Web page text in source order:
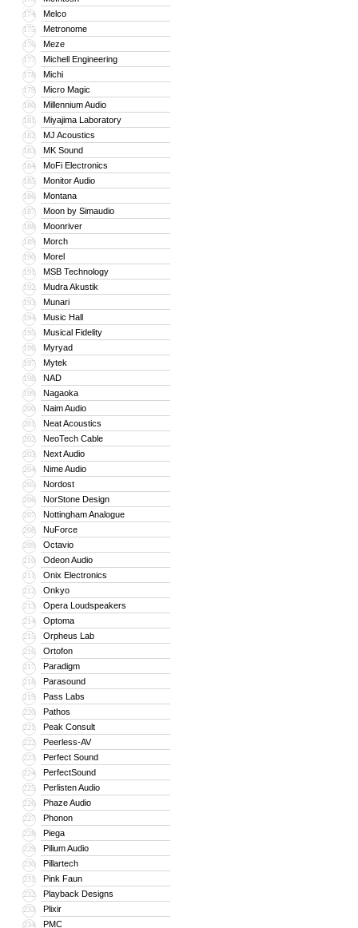
174 Melco
175 Metronome
176 Meze
177 Michell Engineering
178 Michi
179 Micro Magic
180 Millennium Audio
181 Miyajima Laboratory
182 MJ Acoustics
183 MK Sound
184 MoFi Electronics
185 Monitor Audio
186 Montana
187 Moon by Simaudio
188 Moonriver
189 Morch
190 Morel
191 MSB Technology
192 Mudra Akustik
193 Munari
194 Music Hall
195 Musical Fidelity
196 Myryad
197 Mytek
198 NAD
199 Nagaoka
200 Naim Audio
201 Neat Acoustics
202 NeoTech Cable
203 Next Audio
204 Nime Audio
205 Nordost
206 NorStone Design
207 Nottingham Analogue
208 NuForce
209 Octavio
210 Odeon Audio
211 Onix Electronics
212 Onkyo
213 Opera Loudspeakers
214 Optoma
215 Orpheus Lab
216 Ortofon
217 Paradigm
218 Parasound
219 Pass Labs
220 Pathos
221 Peak Consult
222 Peerless-AV
223 Perfect Sound
224 PerfectSound
225 Perlisten Audio
226 Phaze Audio
227 Phonon
228 Piega
229 Pilium Audio
230 Pillartech
231 Pink Faun
232 Playback Designs
233 Plixir
234 PMC